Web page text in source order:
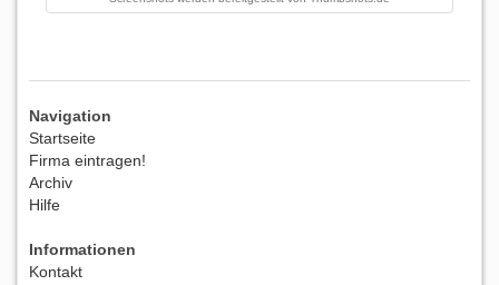
Navigation
Startseite
Firma eintragen!
Archiv
Hilfe
Informationen
Kontakt